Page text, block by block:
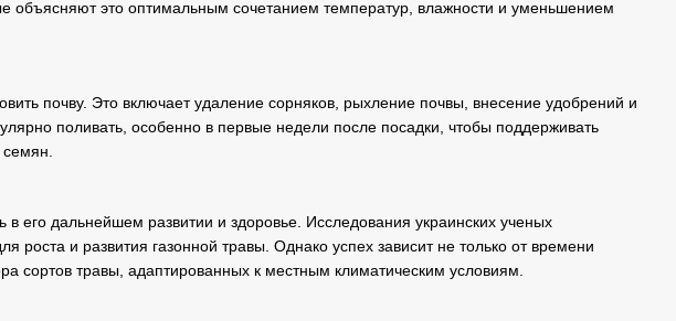
объясняют это оптимальным сочетанием температур, влажности и уменьшением
почву. Это включает удаление сорняков, рыхление почвы, внесение удобрений и
поливать, особенно в первые недели после посадки, чтобы поддерживать
его дальнейшем развитии и здоровье. Исследования украинских ученых
роста и развития газонной травы. Однако успех зависит не только от времени
сортов травы, адаптированных к местным климатическим условиям.